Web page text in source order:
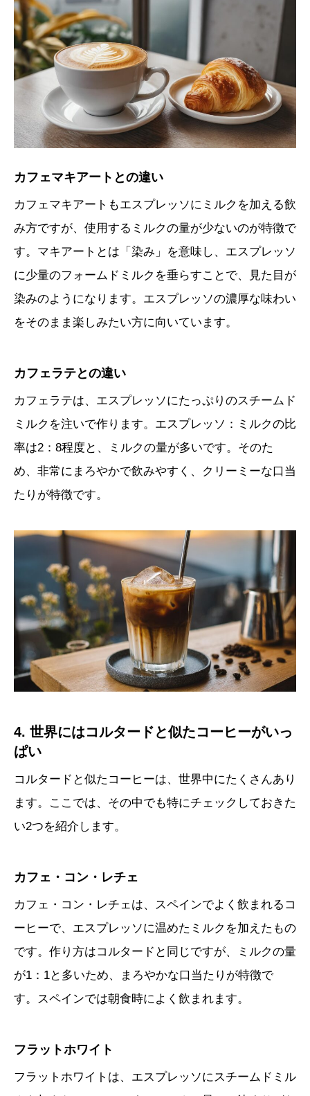
カフェマキアートとの違い
カフェマキアートもエスプレッソにミルクを加える飲
み方ですが、使用するミルクの量が少ないのが特徴で
す。マキアートとは「染み」を意味し、エスプレッソ
に少量のフォームドミルクを垂らすことで、見た目が
染みのようになります。エスプレッソの濃厚な味わい
をそのまま楽しみたい方に向いています。
カフェラテとの違い
カフェラテは、エスプレッソにたっぷりのスチームド
ミルクを注いで作ります。エスプレッソ：ミルクの比
率は2：8程度と、ミルクの量が多いです。そのた
め、非常にまろやかで飲みやすく、クリーミーな口当
たりが特徴です。
4. 世界にはコルタードと似たコーヒーがいっ
ぱい
コルタードと似たコーヒーは、世界中にたくさんあり
ます。ここでは、その中でも特にチェックしておきた
い2つを紹介します。
カフェ・コン・レチェ
カフェ・コン・レチェは、スペインでよく飲まれるコ
ーヒーで、エスプレッソに温めたミルクを加えたもの
です。作り方はコルタードと同じですが、ミルクの量
が1：1と多いため、まろやかな口当たりが特徴で
す。スペインでは朝食時によく飲まれます。
フラットホワイト
フラットホワイトは、エスプレッソにスチームドミル